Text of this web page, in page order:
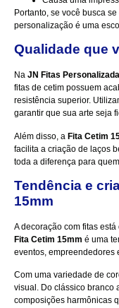
Portanto, se você busca
personalização é uma
Qualidade que
Na JN Fitas
fitas de cetim possuem
resistência superior.
garantir que sua arte seja
Além disso, a Fita Cetim
facilita a criação de laços
toda a diferença para
Tendência e
15mm
A decoração com fitas
Fita Cetim 15mm é uma
eventos, empreendedores
Com uma variedade de
visual. Do clássico branco
composições harmônicas